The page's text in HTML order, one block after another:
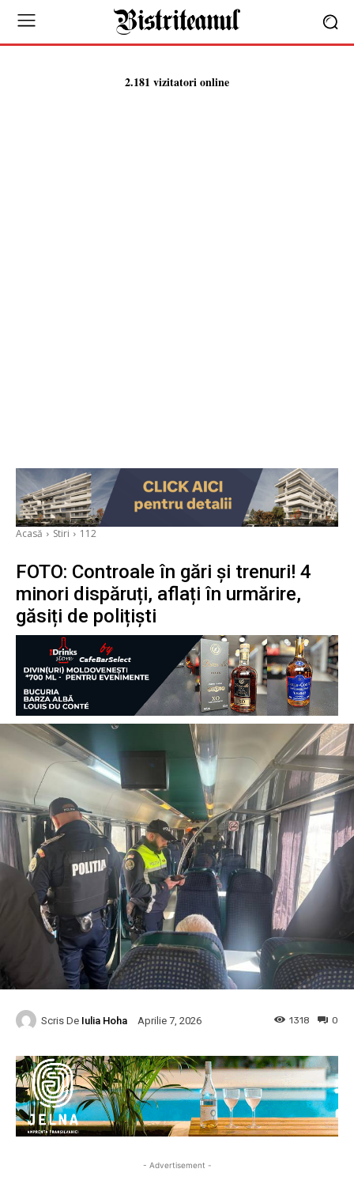
2.181 vizitatori online
Acasă Stiri 112
FOTO: Controale în gări și trenuri! 4
minori dispăruți, aflați în urmărire,
găsiți de polițiști
Scris De Iulia Hoha Aprilie 7, 2026 0
1318
- Advertisement -